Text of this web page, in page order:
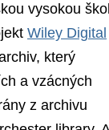
vysokou
Wiley Digital
který
a vzácných
z archivu